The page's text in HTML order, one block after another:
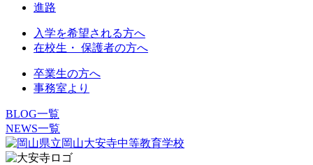
進路
入学を希望される方へ
在校生・ 保護者の方へ
卒業生の方へ
事務室より
BLOG一覧
NEWS一覧